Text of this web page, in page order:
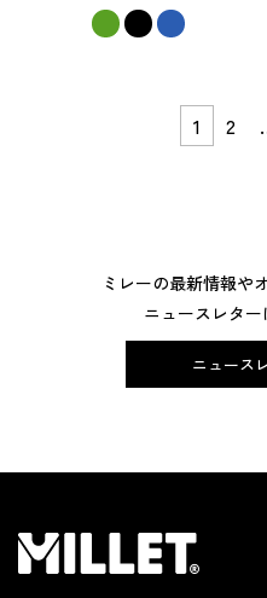
1 2
ミレーの最新情報や
ニュースレター
ニュース